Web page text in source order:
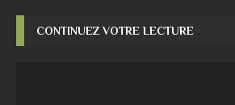
CONTINUEZ VOTRE LECTURE